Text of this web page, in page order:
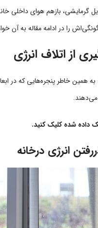
گرمایشی، بازهم هوای داخلی
را در ادامه مقاله به آن
از اتلاف انرژی
به همین خاطر پنجره‌هایی که در
داده شده کلیک کنید.
انرژی درخانه